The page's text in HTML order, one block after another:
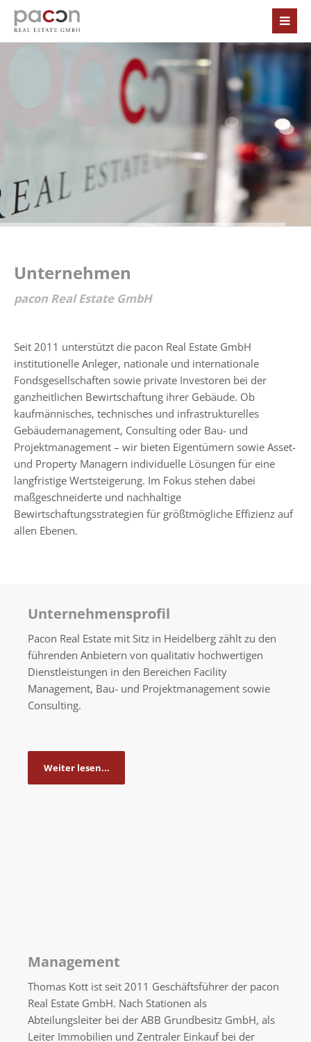
Unternehmen
pacon Real Estate GmbH
Seit 2011 unterstützt die pacon Real Estate GmbH
institutionelle Anleger, nationale und internationale
Fondsgesellschaften sowie private Investoren bei der
ganzheitlichen Bewirtschaftung ihrer Gebäude. Ob
kaufmännisches, technisches und infrastrukturelles
Gebäudemanagement, Consulting oder Bau- und
Projektmanagement – wir bieten Eigentümern sowie Asset-
und Property Managern individuelle Lösungen für eine
langfristige Wertsteigerung. Im Fokus stehen dabei
maßgeschneiderte und nachhaltige
Bewirtschaftungsstrategien für größtmögliche Effizienz auf
allen Ebenen.
Unternehmensprofil
Pacon Real Estate mit Sitz in Heidelberg zählt zu den
führenden Anbietern von qualitativ hochwertigen
Dienstleistungen in den Bereichen Facility
Management, Bau- und Projektmanagement sowie
Consulting.
Weiter lesen...
Management
Thomas Kott ist seit 2011 Geschäftsführer der pacon
Real Estate GmbH. Nach Stationen als
Abteilungsleiter bei der ABB Grundbesitz GmbH, als
Leiter Immobilien und Zentraler Einkauf bei der